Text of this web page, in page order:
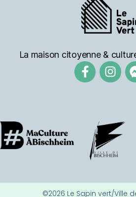
La maison citoyenne &
©2026 Le Sapin vert/Ville